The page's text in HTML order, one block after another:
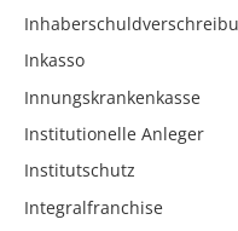
Inkasso
Innungskrankenkasse
Institutionelle Anleger
Institutschutz
Integralfranchise